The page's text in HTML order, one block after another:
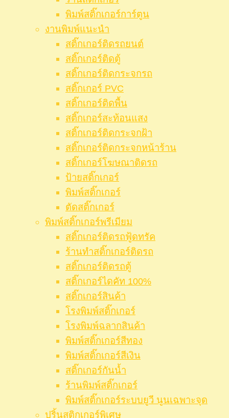
พิมพ์สติ๊กเกอร์การ์ตูน
งานพิมพ์แนะนำ
สติ๊กเกอร์ติดรถยนต์
สติ๊กเกอร์ติดตู้
สติ๊กเกอร์ติดกระจกรถ
สติ๊กเกอร์ PVC
สติ๊กเกอร์ติดพื้น
สติ๊กเกอร์สะท้อนแสง
สติ๊กเกอร์ติดกระจกฝ้า
สติ๊กเกอร์ติดกระจกหน้าร้าน
สติ๊กเกอร์โฆษณาติดรถ
ป้ายสติ๊กเกอร์
พิมพ์สติ๊กเกอร์
ตัดสติ๊กเกอร์
พิมพ์สติ๊กเกอร์พรีเมียม
สติ๊กเกอร์ติดรถฟู้ดทรัค
ร้านทำสติ๊กเกอร์ติดรถ
สติ๊กเกอร์ติดรถตู้
สติ๊กเกอร์ไดคัท 100%
สติ๊กเกอร์สินค้า
โรงพิมพ์สติ๊กเกอร์
โรงพิมพ์ฉลากสินค้า
พิมพ์สติ๊กเกอร์สีทอง
พิมพ์สติ๊กเกอร์สีเงิน
สติ๊กเกอร์กันน้ำ
ร้านพิมพ์สติ๊กเกอร์
พิมพ์สติ๊กเกอร์ระบบยูวี นูนเฉพาะจุด
ปริ้นสติกเกอร์พิเศษ